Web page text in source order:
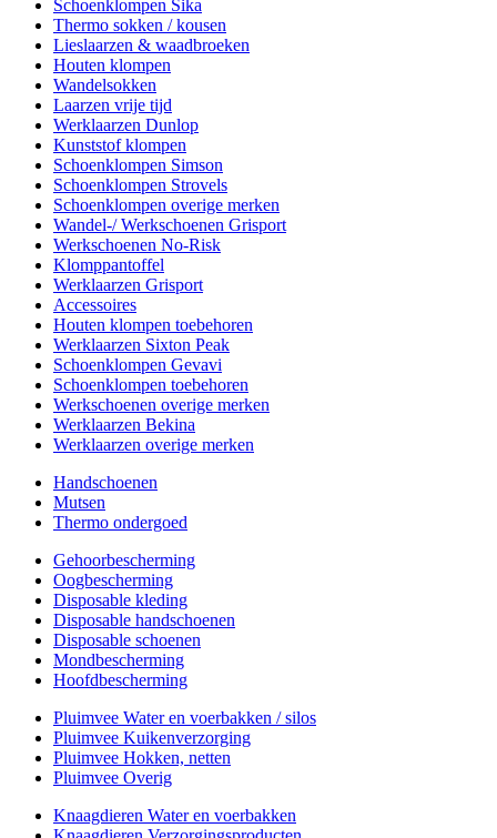
Schoenklompen Sika
Thermo sokken / kousen
Lieslaarzen & waadbroeken
Houten klompen
Wandelsokken
Laarzen vrije tijd
Werklaarzen Dunlop
Kunststof klompen
Schoenklompen Simson
Schoenklompen Strovels
Schoenklompen overige merken
Wandel-/ Werkschoenen Grisport
Werkschoenen No-Risk
Klomppantoffel
Werklaarzen Grisport
Accessoires
Houten klompen toebehoren
Werklaarzen Sixton Peak
Schoenklompen Gevavi
Schoenklompen toebehoren
Werkschoenen overige merken
Werklaarzen Bekina
Werklaarzen overige merken
Handschoenen
Mutsen
Thermo ondergoed
Gehoorbescherming
Oogbescherming
Disposable kleding
Disposable handschoenen
Disposable schoenen
Mondbescherming
Hoofdbescherming
Pluimvee Water en voerbakken / silos
Pluimvee Kuikenverzorging
Pluimvee Hokken, netten
Pluimvee Overig
Knaagdieren Water en voerbakken